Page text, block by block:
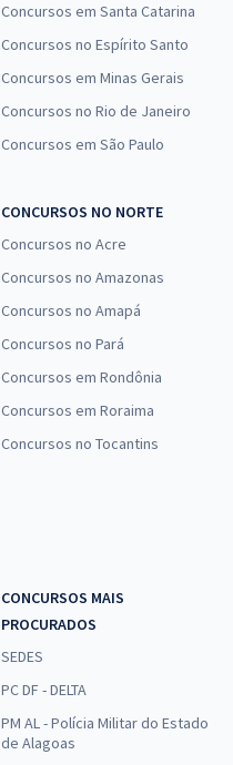
Concursos em Santa Catarina
Concursos no Espírito Santo
Concursos em Minas Gerais
Concursos no Rio de Janeiro
Concursos em São Paulo
CONCURSOS NO NORTE
Concursos no Acre
Concursos no Amazonas
Concursos no Amapá
Concursos no Pará
Concursos em Rondônia
Concursos em Roraima
Concursos no Tocantins
CONCURSOS MAIS
PROCURADOS
SEDES
PC DF - DELTA
PM AL - Polícia Militar do Estado
de Alagoas